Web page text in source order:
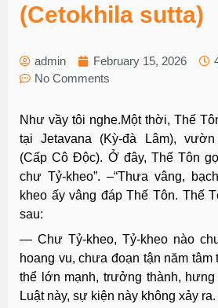
(Cetokhila sutta)
admin February 15, 2026
No Comments
Như vầy tôi nghe.Một thời, Thế
tại Jetavana (Kỳ-đà Lâm), vườn
(Cấp Cô Ðộc). Ở đây, Thế Tôn
chư Tỷ-kheo”. –“Thưa vâng,
kheo ấy vâng đáp Thế Tôn. Thế
sau:
— Chư Tỷ-kheo, Tỷ-kheo nào
hoang vu, chưa đoạn tận năm
thể lớn mạnh, trưởng thành,
Luật này, sự kiện này không xảy ra.